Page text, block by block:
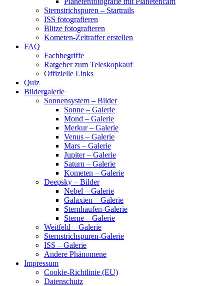
Sternstrichspuren – Startrails
ISS fotografieren
Blitze fotografieren
Kometen-Zeitraffer erstellen
FAQ
Fachbegriffe
Ratgeber zum Teleskopkauf
Offizielle Links
Quiz
Bildergalerie
Sonnensystem – Bilder
Sonne – Galerie
Mond – Galerie
Merkur – Galerie
Venus – Galerie
Mars – Galerie
Jupiter – Galerie
Saturn – Galerie
Kometen – Galerie
Deepsky – Bilder
Nebel – Galerie
Galaxien – Galerie
Sternhaufen-Galerie
Sterne – Galerie
Weitfeld – Galerie
Sternstrichspuren-Galerie
ISS – Galerie
Andere Phänomene
Impressum
Cookie-Richtlinie (EU)
Datenschutz